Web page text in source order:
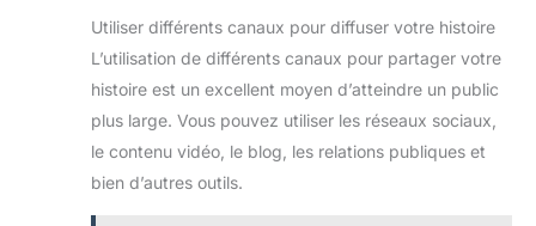
Utiliser différents canaux pour diffuser votre histoire
L’utilisation de différents canaux pour partager votre
histoire est un excellent moyen d’atteindre un public
plus large. Vous pouvez utiliser les réseaux sociaux,
le contenu vidéo, le blog, les relations publiques et
bien d’autres outils.